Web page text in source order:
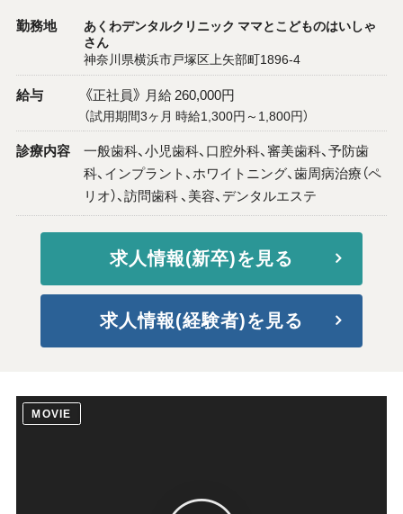
勤務地
あくわデンタルクリニック ママとこどものはいしゃ
さん
神奈川県横浜市戸塚区上矢部町1896-4
給与 《正社員》 月給 260,000円
（試用期間3ヶ月 時給1,300円～1,800円）
診療内容
一般歯科、小児歯科、口腔外科、審美歯科、予防歯
科、インプラント、ホワイトニング、歯周病治療（ペ
リオ）、訪問歯科 、美容、デンタルエステ
求人情報(新卒)を見る
求人情報(経験者)を見る
MOVIE